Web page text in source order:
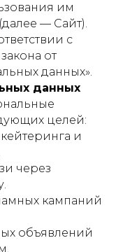
им
(далее — Сайт).
с
от
данных».
данных
целей:
и
через
кампаний
объявлений